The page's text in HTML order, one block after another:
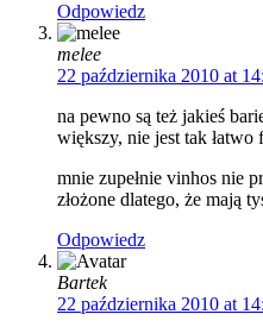
Odpowiedz
melee
22 października 2010 at
na pewno są też jakieś
większy, nie jest tak łatwo
mnie zupełnie vinhos nie
złożone dlatego, że mają
Odpowiedz
Bartek
22 października 2010 at